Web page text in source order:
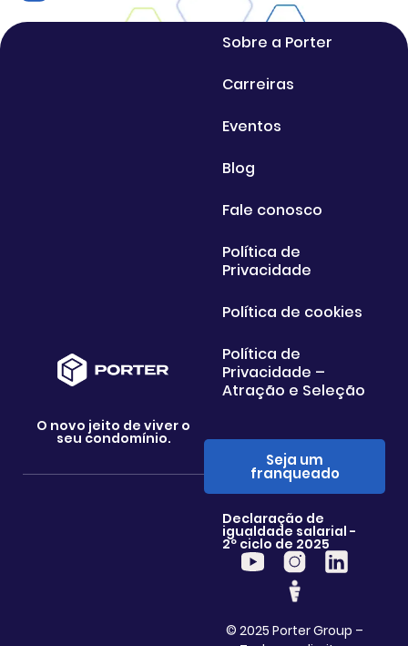
O novo jeito de viver o
seu condomínio.
Sobre a Porter
Carreiras
Eventos
Blog
Fale conosco
Política de
Privacidade
Política de cookies
Política de
Privacidade –
Atração e Seleção
Seja um
franqueado
Declaração de
igualdade salarial -
2º ciclo de 2025
© 2025 Porter Group –